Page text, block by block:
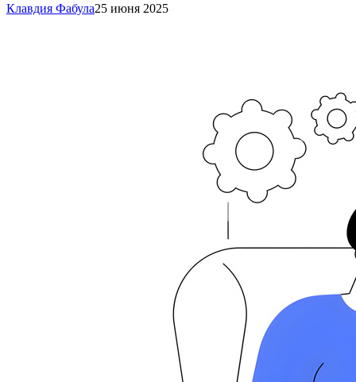
Клавдия Фабула25 июня 2025